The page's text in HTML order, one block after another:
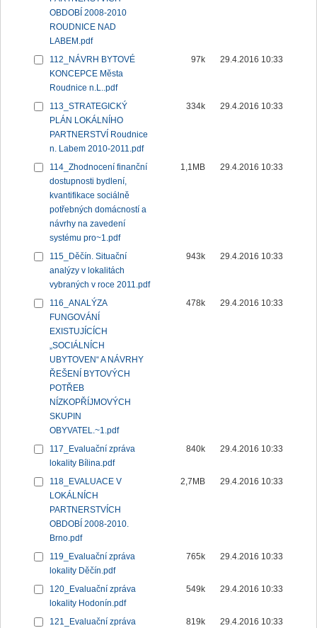
OBDOBÍ 2008-2010
ROUDNICE NAD
LABEM.pdf
112_NÁVRH BYTOVÉ
KONCEPCE Města
Roudnice n.L..pdf
97k 29.4.2016 10:33
113_STRATEGICKÝ
PLÁN LOKÁLNÍHO
PARTNERSTVÍ Roudnice
n. Labem 2010-2011.pdf
334k 29.4.2016 10:33
114_Zhodnocení finanční
dostupnosti bydlení,
kvantifikace sociálně
potřebných domácností a
návrhy na zavedení
systému pro~1.pdf
1,1MB 29.4.2016 10:33
115_Děčín. Situační
analýzy v lokalitách
vybraných v roce 2011.pdf
943k 29.4.2016 10:33
116_ANALÝZA
FUNGOVÁNÍ
EXISTUJÍCÍCH
„SOCIÁLNÍCH
UBYTOVEN“ A NÁVRHY
ŘEŠENÍ BYTOVÝCH
POTŘEB
NÍZKOPŘÍJMOVÝCH
SKUPIN
OBYVATEL.~1.pdf
478k 29.4.2016 10:33
117_Evaluační zpráva
lokality Bílina.pdf
840k 29.4.2016 10:33
118_EVALUACE V
LOKÁLNÍCH
PARTNERSTVÍCH
OBDOBÍ 2008-2010.
Brno.pdf
2,7MB 29.4.2016 10:33
119_Evaluační zpráva
lokality Děčín.pdf
765k 29.4.2016 10:33
120_Evaluační zpráva
lokality Hodonín.pdf
549k 29.4.2016 10:33
121_Evaluační zpráva
819k 29.4.2016 10:33